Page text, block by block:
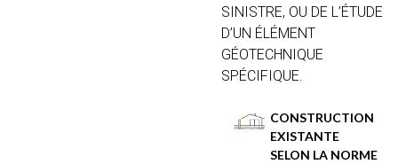
SINISTRE, OU DE L’ÉTUDE
D’UN ÉLÉMENT
GÉOTECHNIQUE
SPÉCIFIQUE.
CONSTRUCTION
EXISTANTE
SELON LA NORME